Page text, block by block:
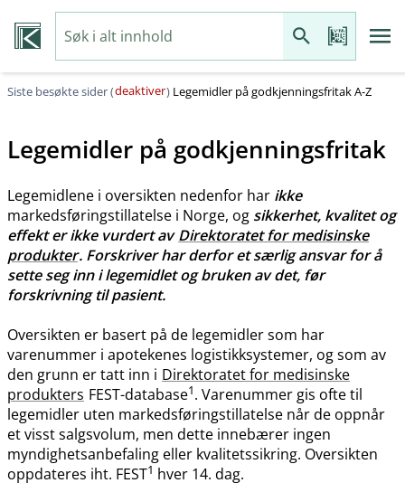
Siste besøkte sider (deaktiver) Legemidler på godkjenningsfritak A-Z
Legemidler på godkjenningsfritak
Legemidlene i oversikten nedenfor har ikke
markedsføringstillatelse i Norge, og sikkerhet, kvalitet og
effekt er ikke vurdert avDirektoratet for medisinske
produkter. Forskriver har derfor et særlig ansvar for å
sette seg inn i legemidlet og bruken av det, før
forskrivning til pasient.
Oversikten er basert på de legemidler som har
varenummer i apotekenes logistikksystemer, og som av
den grunn er tatt inn i Direktoratet for medisinske
produkters FEST-database1. Varenummer gis ofte til
legemidler uten markedsføringstillatelse når de oppnår
et visst salgsvolum, men dette innebærer ingen
myndighetsanbefaling eller kvalitetssikring. Oversikten
oppdateres iht. FEST1 hver 14. dag.